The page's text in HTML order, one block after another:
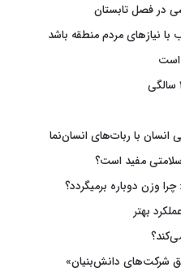
در فصل تابستان
نیازهای مردم منطقه باشد
است
با ربات‌های انسان‌نما
مفید است؟
وزن دوباره برمیگردد؟
بهتر
شرکت‌های دانش‌بنیان»